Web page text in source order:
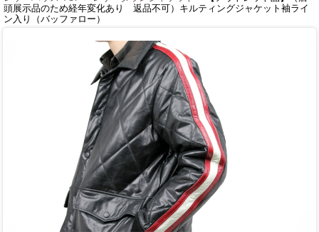
頭展示品のため経年変化あり 返品不可）キルティングジャケット袖ライ
ン入り（バッファロー）